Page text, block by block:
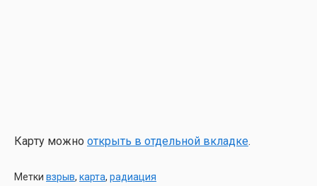
Кар­ту мож­но открыть в отдель­ной вклад­ке.
Метки взрыв, карта, радиация